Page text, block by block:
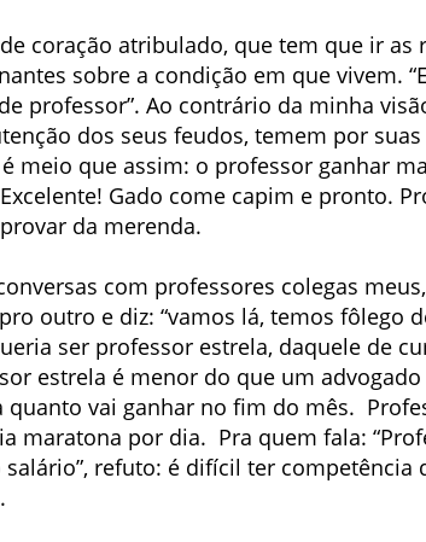
coração atribulado, que tem que ir as
sobre a condição em que vivem.
professor”. Ao contrário da minha
dos seus feudos, temem por suas
meio que assim: o professor ganhar
Gado come capim e pronto.
da merenda.
com professores colegas
outro e diz: “vamos lá, temos fôlego
ser professor estrela, daquele de
estrela é menor do que um
vai ganhar no fim do mês.
maratona por dia. Pra quem fala:
refuto: é difícil ter competência